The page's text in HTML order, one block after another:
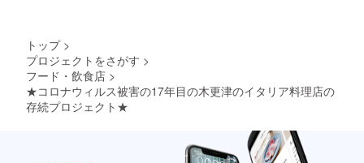
トップ >
プロジェクトをさがす >
フード・飲食店 >
★コロナウィルス被害の17年目の木更津のイタリア料理店の
存続プロジェクト★